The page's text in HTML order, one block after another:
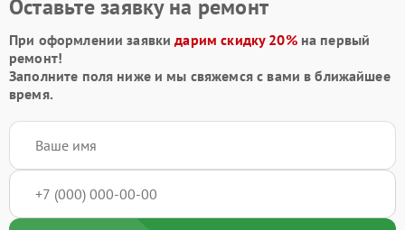
Оставьте заявку на ремонт
При оформлении заявкидарим скидку 20%на первый
ремонт!
Заполните поля ниже и мы свяжемся с вами в ближайшее
время.